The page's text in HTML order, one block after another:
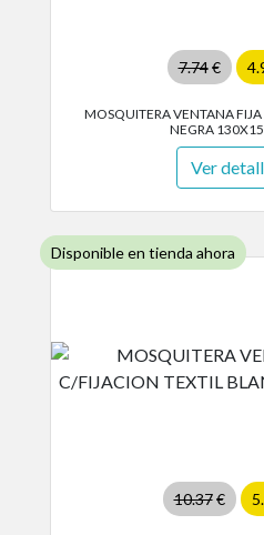
7.74€
MOSQUITERA VENTANA FIJA
NEGRA
Ver
Disponible en tienda ahora
10.37€